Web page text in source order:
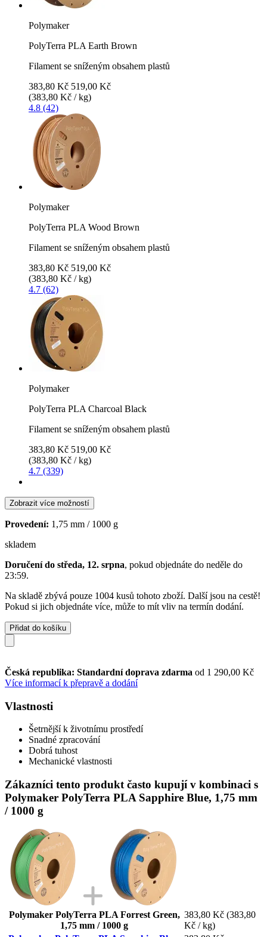
Polymaker
PolyTerra PLA Earth Brown
Filament se sníženým obsahem plastů
383,80 Kč 519,00 Kč
(383,80 Kč / kg)
4.8 (42)
Polymaker
PolyTerra PLA Wood Brown
Filament se sníženým obsahem plastů
383,80 Kč 519,00 Kč
(383,80 Kč / kg)
4.7 (62)
Polymaker
PolyTerra PLA Charcoal Black
Filament se sníženým obsahem plastů
383,80 Kč 519,00 Kč
(383,80 Kč / kg)
4.7 (339)
Zobrazit více možností
Provedení: 1,75 mm / 1000 g
skladem
Doručení do středa, 12. srpna, pokud objednáte do neděle do
23:59.
Na skladě zbývá pouze 1004 kusů tohoto zboží. Další jsou na cestě!
Pokud si jich objednáte více, může to mít vliv na termín dodání.
Přidat do košíku
Česká republika: Standardní doprava zdarma od 1 290,00 Kč
Více informací k přepravě a dodání
Vlastnosti
Šetrnější k životnímu prostředí
Snadné zpracování
Dobrá tuhost
Mechanické vlastnosti
Zákazníci tento produkt často kupují v kombinaci s
Polymaker PolyTerra PLA Sapphire Blue, 1,75 mm
/ 1000 g
Polymaker PolyTerra PLA Forrest Green,
1,75 mm / 1000 g
383,80 Kč (383,80
Kč / kg)